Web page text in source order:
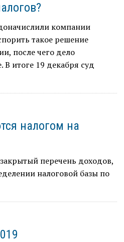
компании
такое решение
после чего дело
В итоге 19 декабря суд
налогом на
перечень доходов,
налоговой базы по